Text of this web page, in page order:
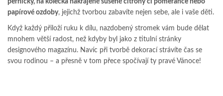
papírové ozdoby, jejichž tvorbou zabavíte nejen sebe, ale i vaše děti.
Když každý přiloží ruku k dílu, nazdobený stromek vám bude dělat
mnohem větší radost, než kdyby byl jako z titulní stránky
designového magazínu. Navíc při tvorbě dekorací strávíte čas se
svou rodinou – a přesně v tom přece spočívají ty pravé Vánoce!